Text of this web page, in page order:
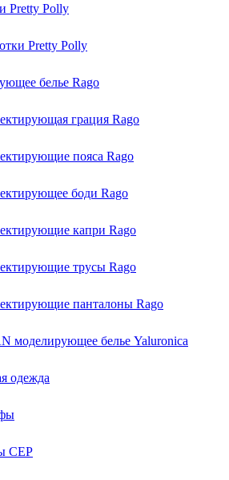
Pretty Polly
Pretty Polly
белье Rago
грация Rago
пояса Rago
боди Rago
капри Rago
трусы Rago
панталоны Rago
моделирующее белье Yaluroniсa
одежда
CEP